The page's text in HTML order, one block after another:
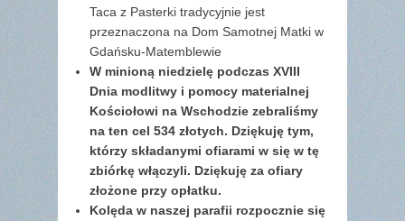
Taca z Pasterki tradycyjnie jest
przeznaczona na Dom Samotnej Matki w
Gdańsku-Matemblewie
W minioną niedzielę podczas XVIII
Dnia modlitwy i pomocy materialnej
Kościołowi na Wschodzie zebraliśmy
na ten cel 534 złotych. Dziękuję tym,
którzy składanymi ofiarami w się w tę
zbiórkę włączyli. Dziękuję za ofiary
złożone przy opłatku.
Kolęda w naszej parafii rozpocznie się